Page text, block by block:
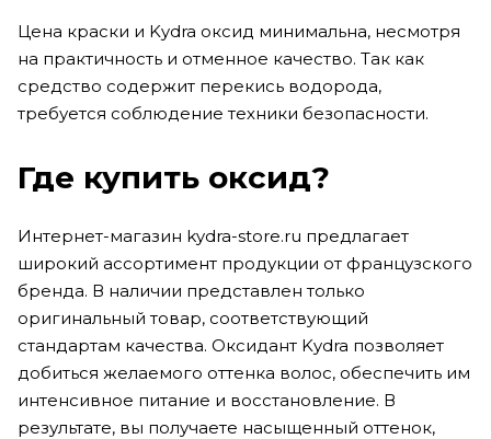
Цена краски и Kydra оксид минимальна, несмотря
на практичность и отменное качество. Так как
средство содержит перекись водорода,
требуется соблюдение техники безопасности.
Где купить оксид?
Интернет-магазин kydra-store.ru предлагает
широкий ассортимент продукции от французского
бренда. В наличии представлен только
оригинальный товар, соответствующий
стандартам качества. Оксидант Kydra позволяет
добиться желаемого оттенка волос, обеспечить им
интенсивное питание и восстановление. В
результате, вы получаете насыщенный оттенок,